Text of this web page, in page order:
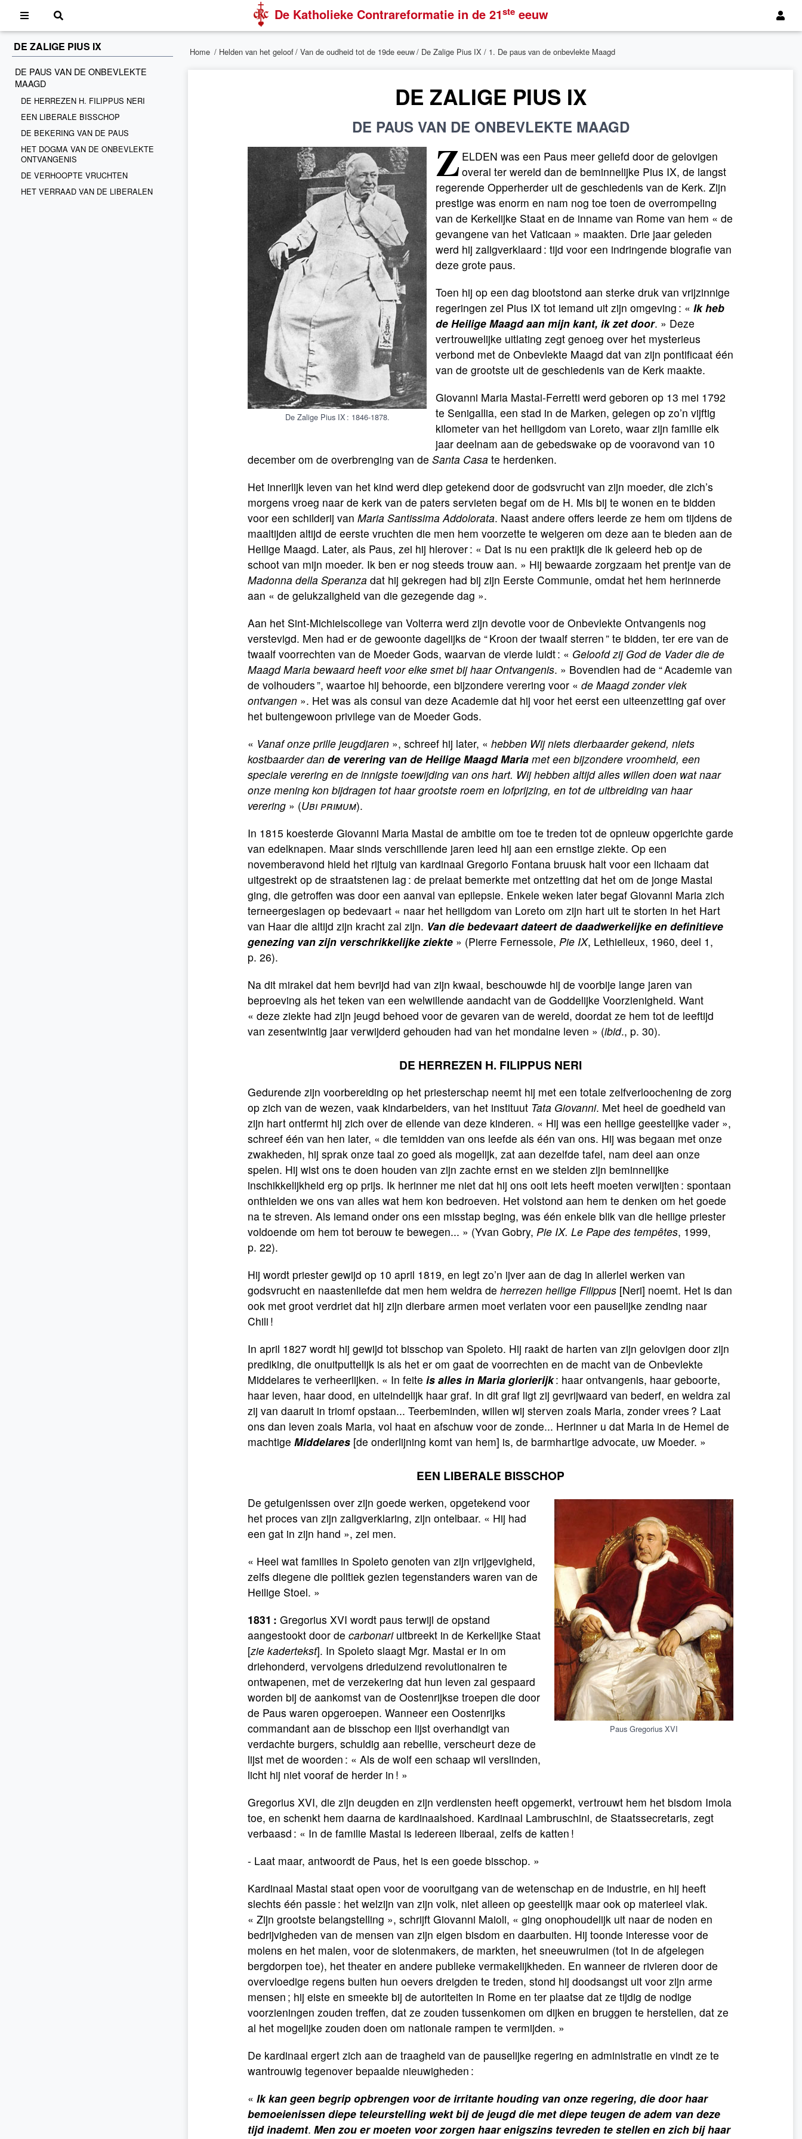
De Katholieke Contrareformatie in de 21ste eeuw
DE ZALIGE PIUS IX
DE PAUS VAN DE ONBEVLEKTE
MAAGD
DE HERREZEN H. FILIPPUS NERI
EEN LIBERALE BISSCHOP
DE BEKERING VAN DE PAUS
HET DOGMA VAN DE ONBEVLEKTE
ONTVANGENIS
DE VERHOOPTE VRUCHTEN
HET VERRAAD VAN DE LIBERALEN
Home / Helden van het geloof/ Van de oudheid tot de 19de eeuw/ De Zalige Pius IX / 1. De paus van de onbevlekte Maagd
DE ZALIGE PIUS IX
DE PAUS VAN DE ONBEVLEKTE MAAGD
De Zalige Pius IX : 1846-1878.
Z ELDEN was een Paus meer geliefd door de gelovigen
overal ter wereld dan de beminnelijke Pius IX, de langst
regerende Opperherder uit de geschiedenis van de Kerk. Zijn
prestige was enorm en nam nog toe toen de overrompeling
van de Kerkelijke Staat en de inname van Rome van hem « de
gevangene van het Vaticaan » maakten. Drie jaar geleden
werd hij zaligverklaard : tijd voor een indringende biografie van
deze grote paus.
Toen hij op een dag blootstond aan sterke druk van vrijzinnige
regeringen zei Pius IX tot iemand uit zijn omgeving : « Ik heb
de Heilige Maagd aan mijn kant, ik zet door. » Deze
vertrouwelijke uitlating zegt genoeg over het mysterieus
verbond met de Onbevlekte Maagd dat van zijn pontificaat één
van de grootste uit de geschiedenis van de Kerk maakte.
Giovanni Maria Mastai-Ferretti werd geboren op 13 mei 1792
te Senigallia, een stad in de Marken, gelegen op zo’n vijftig
kilometer van het heiligdom van Loreto, waar zijn familie elk
jaar deelnam aan de gebedswake op de vooravond van 10
december om de overbrenging van de Santa Casa te herdenken.
Het innerlijk leven van het kind werd diep getekend door de godsvrucht van zijn moeder, die zich’s
morgens vroeg naar de kerk van de paters servieten begaf om de H. Mis bij te wonen en te bidden
voor een schilderij van Maria Santissima Addolorata. Naast andere offers leerde ze hem om tijdens de
maaltijden altijd de eerste vruchten die men hem voorzette te weigeren om deze aan te bieden aan de
Heilige Maagd. Later, als Paus, zei hij hierover : « Dat is nu een praktijk die ik geleerd heb op de
schoot van mijn moeder. Ik ben er nog steeds trouw aan. » Hij bewaarde zorgzaam het prentje van de
Madonna della Speranza dat hij gekregen had bij zijn Eerste Communie, omdat het hem herinnerde
aan « de gelukzaligheid van die gezegende dag ».
Aan het Sint-Michielscollege van Volterra werd zijn devotie voor de Onbevlekte Ontvangenis nog
verstevigd. Men had er de gewoonte dagelijks de “ Kroon der twaalf sterren ” te bidden, ter ere van de
twaalf voorrechten van de Moeder Gods, waarvan de vierde luidt : « Geloofd zij God de Vader die de
Maagd Maria bewaard heeft voor elke smet bij haar Ontvangenis. » Bovendien had de “ Academie van
de volhouders ”, waartoe hij behoorde, een bijzondere verering voor « de Maagd zonder vlek
ontvangen ». Het was als consul van deze Academie dat hij voor het eerst een uiteenzetting gaf over
het buitengewoon privilege van de Moeder Gods.
« Vanaf onze prille jeugdjaren », schreef hij later, « hebben Wij niets dierbaarder gekend, niets
kostbaarder dan de verering van de Heilige Maagd Maria met een bijzondere vroomheid, een
speciale verering en de innigste toewijding van ons hart. Wij hebben altijd alles willen doen wat naar
onze mening kon bijdragen tot haar grootste roem en lofprijzing, en tot de uitbreiding van haar
verering » (Ubi primum).
In 1815 koesterde Giovanni Maria Mastai de ambitie om toe te treden tot de opnieuw opgerichte garde
van edelknapen. Maar sinds verschillende jaren leed hij aan een ernstige ziekte. Op een
novemberavond hield het rijtuig van kardinaal Gregorio Fontana bruusk halt voor een lichaam dat
uitgestrekt op de straatstenen lag : de prelaat bemerkte met ontzetting dat het om de jonge Mastai
ging, die getroffen was door een aanval van epilepsie. Enkele weken later begaf Giovanni Maria zich
terneergeslagen op bedevaart « naar het heiligdom van Loreto om zijn hart uit te storten in het Hart
van Haar die altijd zijn kracht zal zijn. Van die bedevaart dateert de daadwerkelijke en definitieve
genezing van zijn verschrikkelijke ziekte » (Pierre Fernessole, Pie IX, Lethielleux, 1960, deel 1,
p. 26).
Na dit mirakel dat hem bevrijd had van zijn kwaal, beschouwde hij de voorbije lange jaren van
beproeving als het teken van een welwillende aandacht van de Goddelijke Voorzienigheid. Want
« deze ziekte had zijn jeugd behoed voor de gevaren van de wereld, doordat ze hem tot de leeftijd
van zesentwintig jaar verwijderd gehouden had van het mondaine leven » (ibid., p. 30).
DE HERREZEN H. FILIPPUS NERI
Gedurende zijn voorbereiding op het priesterschap neemt hij met een totale zelfverloochening de zorg
op zich van de wezen, vaak kindarbeiders, van het instituut Tata Giovanni. Met heel de goedheid van
zijn hart ontfermt hij zich over de ellende van deze kinderen. « Hij was een heilige geestelijke vader »,
schreef één van hen later, « die temidden van ons leefde als één van ons. Hij was begaan met onze
zwakheden, hij sprak onze taal zo goed als mogelijk, zat aan dezelfde tafel, nam deel aan onze
spelen. Hij wist ons te doen houden van zijn zachte ernst en we stelden zijn beminnelijke
inschikkelijkheid erg op prijs. Ik herinner me niet dat hij ons ooit iets heeft moeten verwijten : spontaan
onthielden we ons van alles wat hem kon bedroeven. Het volstond aan hem te denken om het goede
na te streven. Als iemand onder ons een misstap beging, was één enkele blik van die heilige priester
voldoende om hem tot berouw te bewegen... » (Yvan Gobry, Pie IX. Le Pape des tempêtes, 1999,
p. 22).
Hij wordt priester gewijd op 10 april 1819, en legt zo’n ijver aan de dag in allerlei werken van
godsvrucht en naastenliefde dat men hem weldra de herrezen heilige Filippus [Neri] noemt. Het is dan
ook met groot verdriet dat hij zijn dierbare armen moet verlaten voor een pauselijke zending naar
Chili !
In april 1827 wordt hij gewijd tot bisschop van Spoleto. Hij raakt de harten van zijn gelovigen door zijn
prediking, die onuitputtelijk is als het er om gaat de voorrechten en de macht van de Onbevlekte
Middelares te verheerlijken. « In feite is alles in Maria glorierijk: haar ontvangenis, haar geboorte,
haar leven, haar dood, en uiteindelijk haar graf. In dit graf ligt zij gevrijwaard van bederf, en weldra zal
zij van daaruit in triomf opstaan... Teerbeminden, willen wij sterven zoals Maria, zonder vrees ? Laat
ons dan leven zoals Maria, vol haat en afschuw voor de zonde... Herinner u dat Maria in de Hemel de
machtige Middelares [de onderlijning komt van hem] is, de barmhartige advocate, uw Moeder. »
EEN LIBERALE BISSCHOP
Paus Gregorius XVI
De getuigenissen over zijn goede werken, opgetekend voor
het proces van zijn zaligverklaring, zijn ontelbaar. « Hij had
een gat in zijn hand », zei men.
« Heel wat families in Spoleto genoten van zijn vrijgevigheid,
zelfs diegene die politiek gezien tegenstanders waren van de
Heilige Stoel. »
1831 : Gregorius XVI wordt paus terwijl de opstand
aangestookt door de carbonariuitbreekt in de Kerkelijke Staat
[zie kadertekst]. In Spoleto slaagt Mgr. Mastai er in om
driehonderd, vervolgens drieduizend revolutionairen te
ontwapenen, met de verzekering dat hun leven zal gespaard
worden bij de aankomst van de Oostenrijkse troepen die door
de Paus waren opgeroepen. Wanneer een Oostenrijks
commandant aan de bisschop een lijst overhandigt van
verdachte burgers, schuldig aan rebellie, verscheurt deze de
lijst met de woorden : « Als de wolf een schaap wil verslinden,
licht hij niet vooraf de herder in ! »
Gregorius XVI, die zijn deugden en zijn verdiensten heeft opgemerkt, vertrouwt hem het bisdom Imola
toe, en schenkt hem daarna de kardinaalshoed. Kardinaal Lambruschini, de Staatssecretaris, zegt
verbaasd : « In de familie Mastai is iedereen liberaal, zelfs de katten !
- Laat maar, antwoordt de Paus, het is een goede bisschop. »
Kardinaal Mastai staat open voor de vooruitgang van de wetenschap en de industrie, en hij heeft
slechts één passie : het welzijn van zijn volk, niet alleen op geestelijk maar ook op materieel vlak.
« Zijn grootste belangstelling », schrijft Giovanni Maioli, « ging onophoudelijk uit naar de noden en
bedrijvigheden van de mensen van zijn eigen bisdom en daarbuiten. Hij toonde interesse voor de
molens en het malen, voor de slotenmakers, de markten, het sneeuwruimen (tot in de afgelegen
bergdorpen toe), het theater en andere publieke vermakelijkheden. En wanneer de rivieren door de
overvloedige regens buiten hun oevers dreigden te treden, stond hij doodsangst uit voor zijn arme
mensen ; hij eiste en smeekte bij de autoriteiten in Rome en ter plaatse dat ze tijdig de nodige
voorzieningen zouden treffen, dat ze zouden tussenkomen om dijken en bruggen te herstellen, dat ze
al het mogelijke zouden doen om nationale rampen te vermijden. »
De kardinaal ergert zich aan de traagheid van de pauselijke regering en administratie en vindt ze te
wantrouwig tegenover bepaalde nieuwigheden :
« Ik kan geen begrip opbrengen voor de irritante houding van onze regering, die door haar
bemoeienissen diepe teleurstelling wekt bij de jeugd die met diepe teugen de adem van deze
tijd inademt. Men zou er moeten voor zorgen haar enigszins tevreden te stellen en zich bij haar